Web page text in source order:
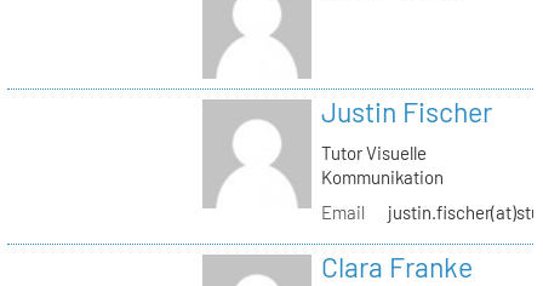
Justin Fischer
Tutor Visuelle
Kommunikation
Email
Clara Franke